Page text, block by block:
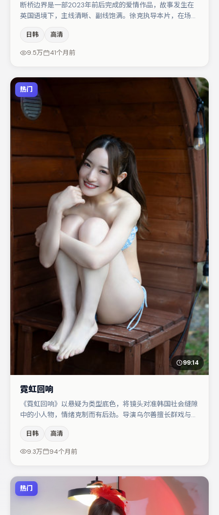
断桥边界是一部2023年前后完成的爱情作品，故事发生在
英国语境下，主线清晰、副线饱满。徐克执导本片，在场面
淇在片中承担叙事驱动，杨幂、小松菜奈分别提供反差与喜
剧/悬疑调剂（视场次而定）。节奏紧凑、反转有度，值得
日韩 高清
9.5万 41个月前
热门
99:14
霓虹回响
《霓虹回响》以悬疑为类型底色，将镜头对准韩国社会缝隙
中的小人物，情绪克制而有后劲。导演乌尔善擅长群戏与空
中承担叙事驱动，河正宇、肖央分别提供反差与喜剧/悬疑
调剂（视场次而定）。若你偏爱强类型与清晰主线，这部作
日韩 高清
9.3万 94个月前
热门